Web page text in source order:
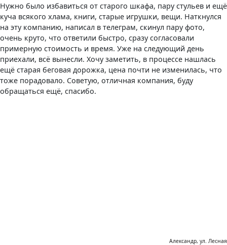
Снять паркет
1 комната 3 600 р.
2 комнаты 6 000 р.
3 комнаты 9 000 р.
Нужно было избавиться от старого шкафа, пару стульев и ещё
куча всякого хлама, книги, старые игрушки, вещи. Наткнулся
на эту компанию, написал в телеграм, скинул пару фото,
очень круто, что ответили быстро, сразу согласовали
примерную стоимость и время. Уже на следующий день
приехали, всё вынесли. Хочу заметить, в процессе нашлась
ещё старая беговая дорожка, цена почти не изменилась, что
тоже порадовало. Советую, отличная компания, буду
обращаться ещё, спасибо.
Александр, ул. Лесная